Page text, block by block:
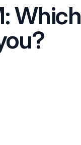
Which